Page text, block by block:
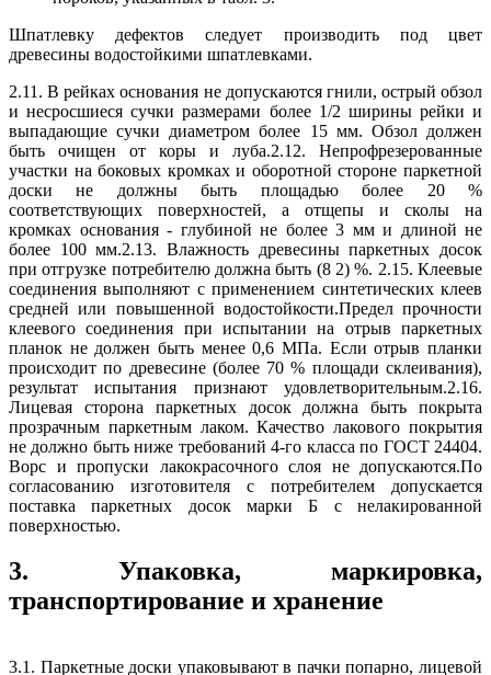
Шпатлевку дефектов следует производить под цвет
древесины водостойкими шпатлевками.
2.11. В рейках основания не допускаются гнили, острый обзол
и несросшиеся сучки размерами более 1/2 ширины рейки и
выпадающие сучки диаметром более 15 мм. Обзол должен
быть очищен от коры и луба.2.12. Непрофрезерованные
участки на боковых кромках и оборотной стороне паркетной
доски не должны быть площадью более 20 %
соответствующих поверхностей, а отщепы и сколы на
кромках основания - глубиной не более 3 мм и длиной не
более 100 мм.2.13. Влажность древесины паркетных досок
при отгрузке потребителю должна быть (8 2) %. 2.15. Клеевые
соединения выполняют с применением синтетических клеев
средней или повышенной водостойкости.Предел прочности
клеевого соединения при испытании на отрыв паркетных
планок не должен быть менее 0,6 МПа. Если отрыв планки
происходит по древесине (более 70 % площади склеивания),
результат испытания признают удовлетворительным.2.16.
Лицевая сторона паркетных досок должна быть покрыта
прозрачным паркетным лаком. Качество лакового покрытия
не должно быть ниже требований 4-го класса по ГОСТ 24404.
Ворс и пропуски лакокрасочного слоя не допускаются.По
согласованию изготовителя с потребителем допускается
поставка паркетных досок марки Б с нелакированной
поверхностью.
3. Упаковка, маркировка,
транспортирование и хранение
3.1. Паркетные доски упаковывают в пачки попарно, лицевой